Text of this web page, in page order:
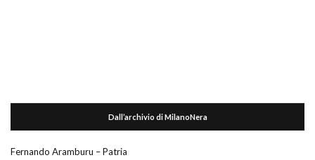
Dall’archivio di MilanoNera
Fernando Aramburu – Patria